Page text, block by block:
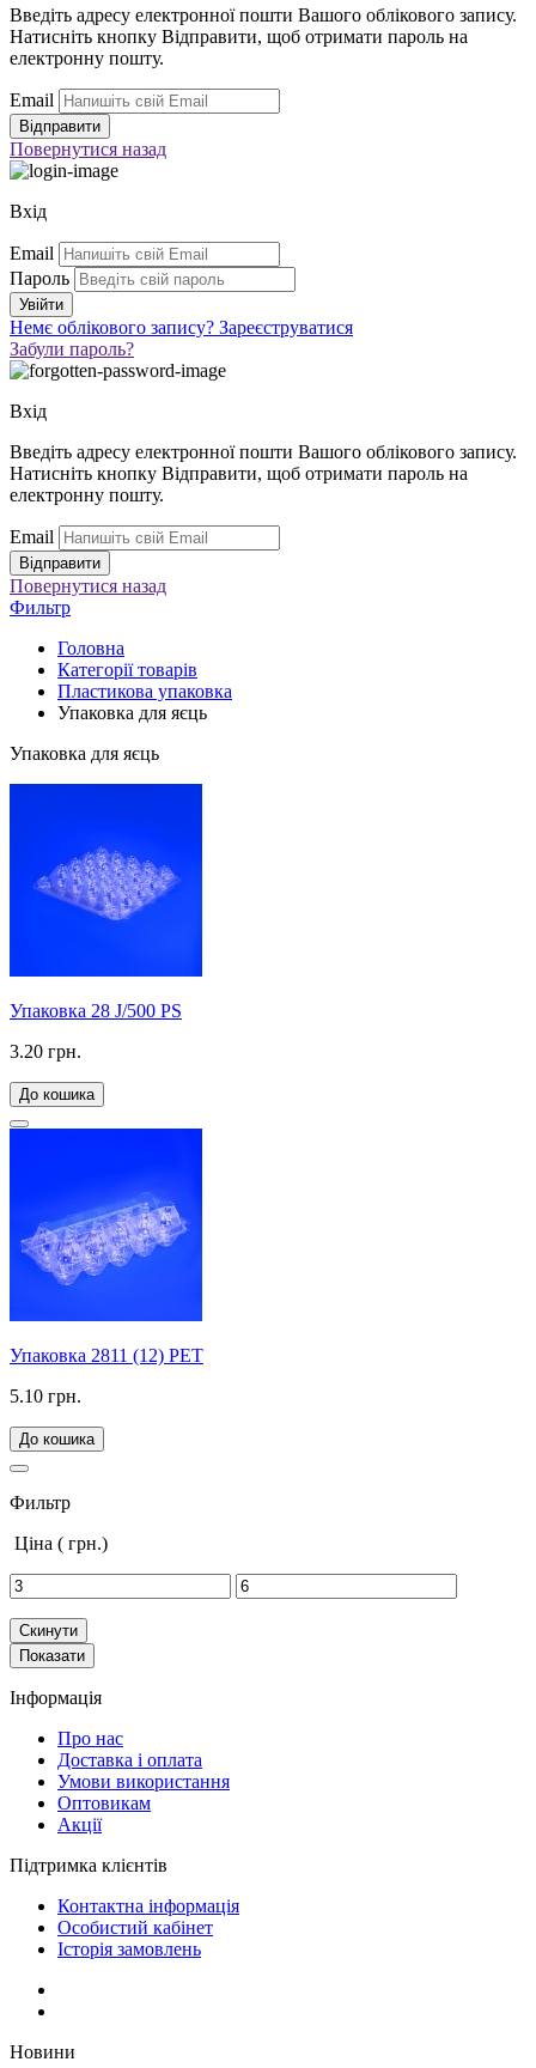
Введіть адресу електронної пошти Вашого облікового запису.
Натисніть кнопку Відправити, щоб отримати пароль на
електронну пошту.
Email
Повернутися назад
Вхід
Email
Пароль
Немє облікового запису? Зареєструватися
Забули пароль?
Вхід
Введіть адресу електронної пошти Вашого облікового запису.
Натисніть кнопку Відправити, щоб отримати пароль на
електронну пошту.
Email
Повернутися назад
Фильтр
Головна
Категорії товарів
Пластикова упаковка
Упаковка для яєць
Упаковка для яєць
Упаковка 28 J/500 PS
3.20 грн.
До кошика
Упаковка 2811 (12) РЕТ
5.10 грн.
До кошика
Фильтр
Ціна ( грн.)
Скинути
Показати
Інформація
Про нас
Доставка і оплата
Умови використання
Оптовикам
Акції
Підтримка клієнтів
Контактна інформація
Особистий кабінет
Історія замовлень
Новини